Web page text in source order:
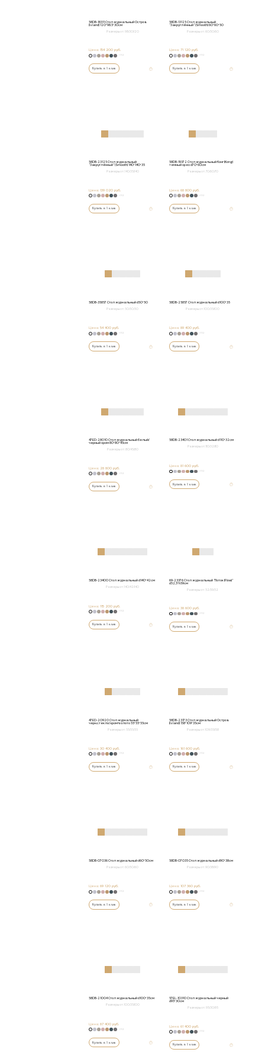
58DB-18311 Стол журнальный Остров
(Island) 120*98.5*30см
Размеры от: 98/30/120
Цена: 154 200 руб.
+152
Купить в 1 клик
58DB-13125 Стол журнальный
"Закруглённый" (Smooth) 60*60*50
Размеры от: 60/50/60
Цена:71 120 руб.
+152
Купить в 1 клик
58DB-23125 Стол журнальный
"Закруглённый" (Smooth) 140*140*35
Размеры от: 140/35/140
Цена: 139 020 руб.
+152
Купить в 1 клик
58DB-19372 Стол журнальный Конг (Kong)
темный орех d70*60см
Размеры от: 70/60/70
Цена:68 800 руб.
+152
Купить в 1 клик
58DB-35857 Стол журнальный d50*50
Размеры от: 50/50/50
Цена: 54 400 руб.
+152
Купить в 1 клик
58DB-25857 Стол журнальный d100*35
Размеры от: 100/35/100
Цена:89 400 руб.
+152
Купить в 1 клик
47ED-28010 Стол журнальный белый/
черный хром 80*80*45см
Размеры от: 80/45/80
Цена: 28 800 руб.
+152
Купить в 1 клик
58DB-23401 Стол журнальный d110*32см
Размеры от: 110/32/110
Цена:81 600 руб.
+152
Купить в 1 клик
58DB-23400 Стол журнальный d140*42см
Размеры от:
Цена: 115 200 руб.
Купить в 1 клик
69-23376 Стол журнальный "Поток (Flow)"
d52,5*h59см
Размеры от: 52/59/52
Цена:38 600 руб.
+152
Купить в 1 клик
47ED-20920 Стол журнальный
черн.стекло/хром+золото 55*55*55см
Размеры от: 55/55/55
Цена: 30 400 руб.
Купить в 1 клик
58DB-23173 Стол журнальный Остров
(Island) 158*109*35см
Размеры от: 109/35/158
Цена:161 600 руб.
Купить в 1 клик
58DB-07036 Стол журнальный d60*50см
Размеры от: 60/50/60
Цена: 69 120 руб.
+152
Купить в 1 клик
58DB-07035 Стол журнальный d90*38см
Размеры от: 90/38/90
Цена:107 360 руб.
+152
Купить в 1 клик
58DB-21004 Стол журнальный d100*35см
Размеры от: 100/35/100
Цена: 87 400 руб.
+152
Купить в 1 клик
57EL-10310 Стол журнальный черный
d95*30см
Размеры от: 95/30/95
Цена:61 400 руб.
Купить в 1 клик